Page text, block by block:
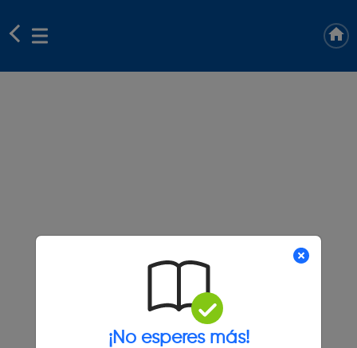
¡No esperes más!